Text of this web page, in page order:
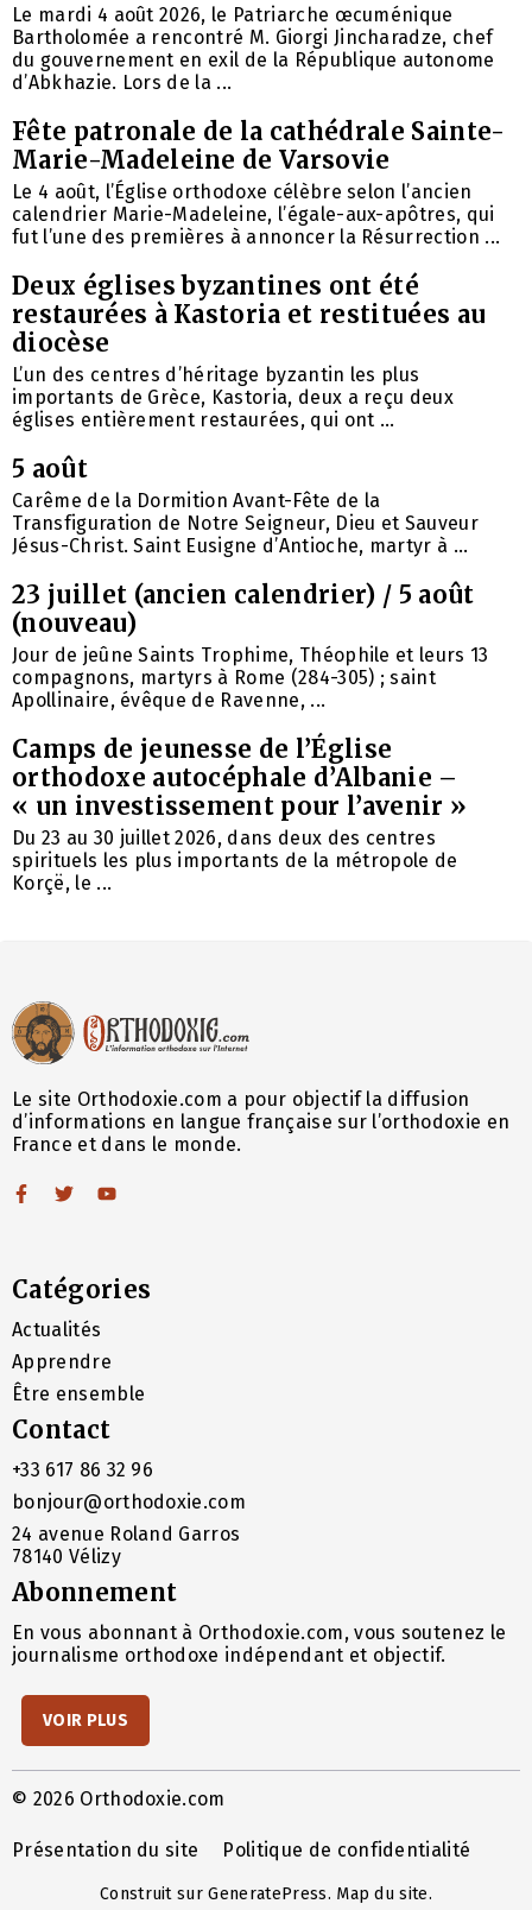
Le mardi 4 août 2026, le Patriarche œcuménique
Bartholomée a rencontré M. Giorgi Jincharadze, chef
du gouvernement en exil de la République autonome
d’Abkhazie. Lors de la ...
Fête patronale de la cathédrale Sainte-
Marie-Madeleine de Varsovie
Le 4 août, l’Église orthodoxe célèbre selon l’ancien
calendrier Marie-Madeleine, l’égale-aux-apôtres, qui
fut l’une des premières à annoncer la Résurrection ...
Deux églises byzantines ont été
restaurées à Kastoria et restituées au
diocèse
L’un des centres d’héritage byzantin les plus
importants de Grèce, Kastoria, deux a reçu deux
églises entièrement restaurées, qui ont ...
5 août
Carême de la Dormition Avant-Fête de la
Transfiguration de Notre Seigneur, Dieu et Sauveur
Jésus-Christ. Saint Eusigne d’Antioche, martyr à ...
23 juillet (ancien calendrier) / 5 août
(nouveau)
Jour de jeûne Saints Trophime, Théophile et leurs 13
compagnons, martyrs à Rome (284-305) ; saint
Apollinaire, évêque de Ravenne, ...
Camps de jeunesse de l’Église
orthodoxe autocéphale d’Albanie –
« un investissement pour l’avenir »
Du 23 au 30 juillet 2026, dans deux des centres
spirituels les plus importants de la métropole de
Korçë, le ...
Le site Orthodoxie.com a pour objectif la diffusion
d’informations en langue française sur l’orthodoxie en
France et dans le monde.
Catégories
Actualités
Apprendre
Être ensemble
Contact
+33 617 86 32 96
bonjour@orthodoxie.com
24 avenue Roland Garros
78140 Vélizy
Abonnement
En vous abonnant à Orthodoxie.com, vous soutenez le
journalisme orthodoxe indépendant et objectif.
VOIR PLUS
© 2026 Orthodoxie.com
Présentation du site Politique de confidentialité
Construit surGeneratePress. Map du site.